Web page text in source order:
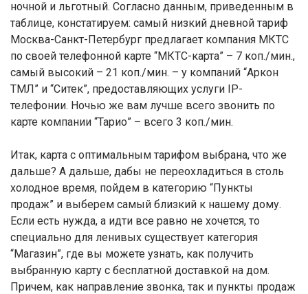
ночной и льготный. Согласно данным, приведенным в
таблице, констатируем: самый низкий дневной тариф
Москва-Санкт-Петербург предлагает компания МКТС
по своей телефонной карте “МКТС-карта” – 7 коп./мин.,
самый высокий – 21 коп./мин. – у компаний “Аркон
ТМЛ” и “Ситек”, предоставляющих услуги IP-
телефонии. Ночью же вам лучше всего звонить по
карте компании “Тарио” – всего 3 коп./мин.
Итак, карта с оптимальным тарифом выбрана, что же
дальше? А дальше, дабы не переохладиться в столь
холодное время, пойдем в категорию “Пункты
продаж” и выберем самый близкий к нашему дому.
Если есть нужда, а идти все равно не хочется, то
специально для ленивых существует категория
“Магазин”, где вы можете узнать, как получить
выбранную карту с бесплатной доставкой на дом.
Причем, как направление звонка, так и пункты продаж